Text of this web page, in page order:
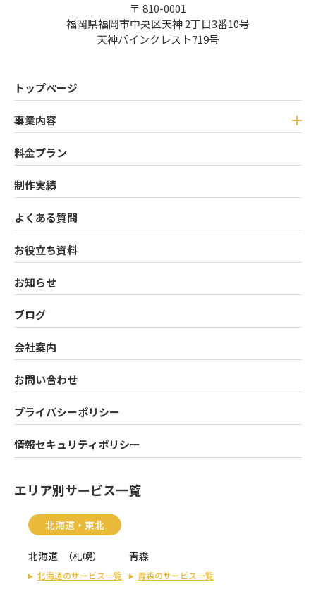
〒 810-0001
福岡県福岡市中央区天神 2丁目3番10号
天神パインクレスト719号
トップページ
事業内容
料金プラン
制作実績
よくある質問
お役立ち資料
お知らせ
ブログ
会社案内
お問い合わせ
プライバシーポリシー
情報セキュリティポリシー
エリア別サービス一覧
北海道・東北
北海道 （札幌）
北海道のサービス一覧
青森
青森のサービス一覧